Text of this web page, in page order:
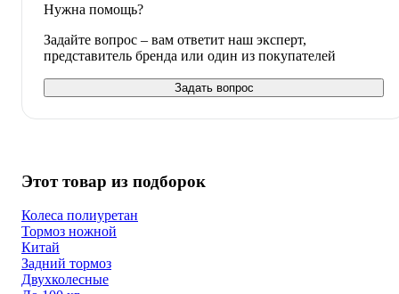
Нужна помощь?
Задайте вопрос – вам ответит наш эксперт,
представитель бренда или один из покупателей
Задать вопрос
Этот товар из подборок
Колеса полиуретан
Тормоз ножной
Китай
Задний тормоз
Двухколесные